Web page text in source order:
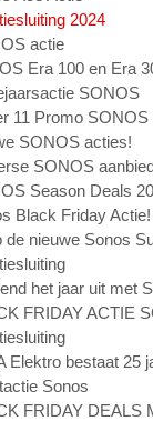
2024
actie
Era 100 en Era
SONOS
11 Promo SONOS
SONOS acties!
SONOS
Season Deals
Black Friday Actie!
de nieuwe Sonos
het jaar uit met
FRIDAY ACTIE
Elektro bestaat 25
Sonos
FRIDAY DEALS